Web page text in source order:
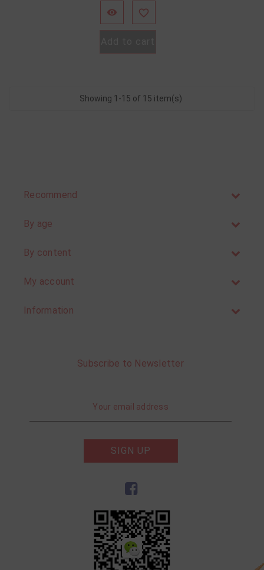
 
Showing 1-15 of 15 item(s)
Recommend
By age
By content
My account
Information
Subscribe to Newsletter
SIGN UP